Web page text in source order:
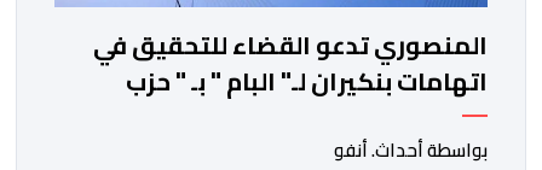
المنصوري تدعو القضاء للتحقيق في
اتهامات بنكيران لـ" البام " بـ " حزب
المخدرات "
بواسطة أحداث. أنفو